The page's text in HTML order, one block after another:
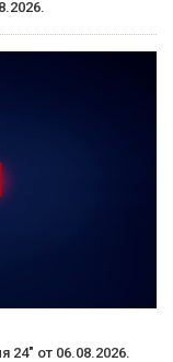
от 06.08.2026.